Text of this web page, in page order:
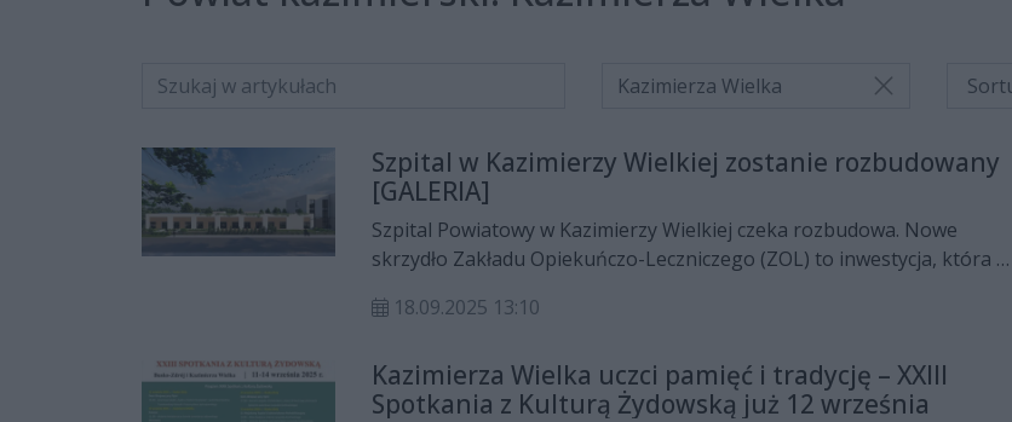
Kazimierza Wielka
Szpital w Kazimierzy Wielkiej zostanie rozbudowany
[GALERIA]
Szpital Powiatowy w Kazimierzy Wielkiej czeka rozbudowa. Nowe
skrzydło Zakładu Opiekuńczo-Leczniczego (ZOL) to inwestycja, która ma
18.09.2025 13:10
Kazimierza Wielka uczci pamięć i tradycję – XXIII
Spotkania z Kulturą Żydowską już 12 września